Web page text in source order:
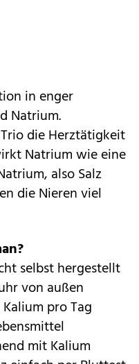
in enger
Natrium.
die Herztätigkeit
Natrium wie eine
also Salz
die Nieren viel
selbst hergestellt
von außen
pro Tag
mit Kalium